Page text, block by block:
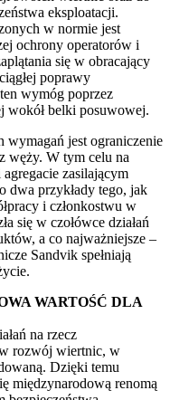
eksploatacji.
w normie jest
ochrony operatorów i
się w obracający
poprawy
wymóg poprzez
wokół belki posuwowej.
wymagań jest ograniczenie
węży. W tym celu na
zasilającym
dwa przykłady tego, jak
i członkostwu w
się w czołówce działań
a co najważniejsze –
Sandvik spełniają
WARTOŚĆ DLA
na rzecz
rozwój wiertnic, w
Dzięki temu
międzynarodową renomą